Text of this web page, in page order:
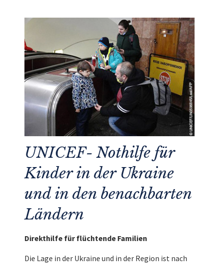
UNICEF- Nothilfe für
Kinder in der Ukraine
und in den benachbarten
Ländern
Direkthilfe für flüchtende Familien
Die Lage in der Ukraine und in der Region ist nach